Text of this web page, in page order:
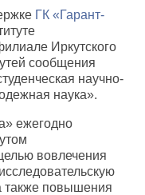
ГК «Гарант-
Иркутского
сообщения
научно-
наука».
ежегодно
вовлечения
также повышения